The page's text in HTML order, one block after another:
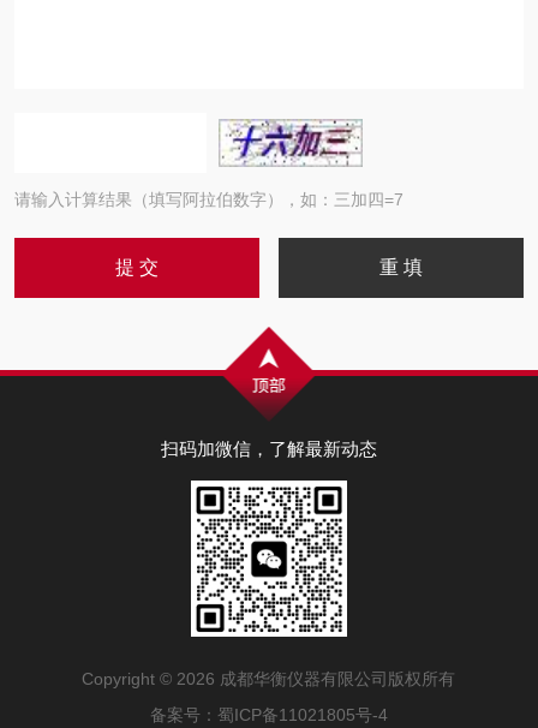
请输入计算结果（填写阿拉伯数字），如：三加四=7
扫码加微信，了解最新动态
Copyright © 2026 成都华衡仪器有限公司版权所有
备案号： 蜀ICP备11021805号-4